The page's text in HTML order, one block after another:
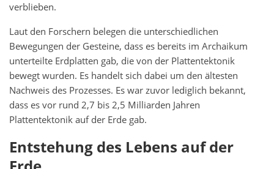
verblieben.
Laut den Forschern belegen die unterschiedlichen
Bewegungen der Gesteine, dass es bereits im Archaikum
unterteilte Erdplatten gab, die von der Plattentektonik
bewegt wurden. Es handelt sich dabei um den ältesten
Nachweis des Prozesses. Es war zuvor lediglich bekannt,
dass es vor rund 2,7 bis 2,5 Milliarden Jahren
Plattentektonik auf der Erde gab.
Entstehung des Lebens auf der